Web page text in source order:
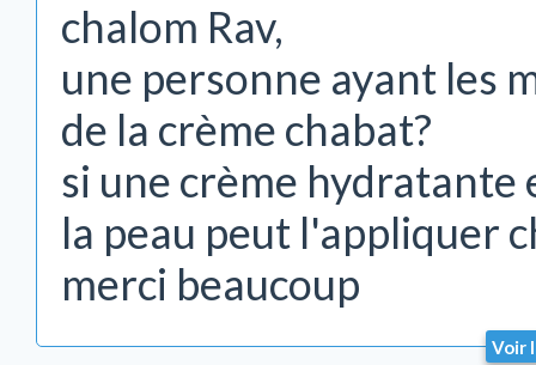
chalom Rav,
une personne ayant les
de la crème chabat?
si une crème
la peau peut l'appliquer
merci beaucoup
Voir